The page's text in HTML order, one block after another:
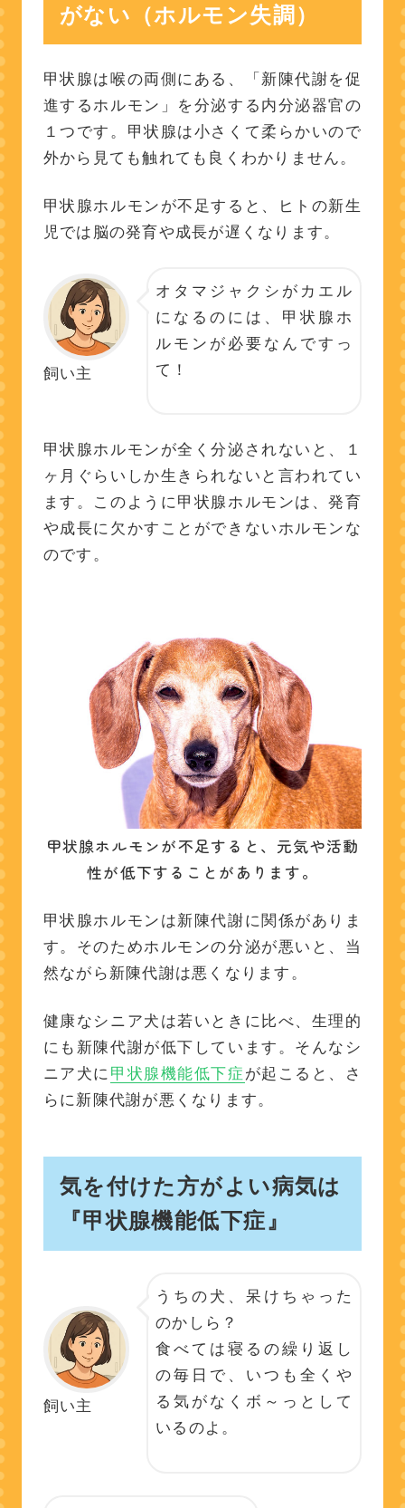
がない（ホルモン失調）
甲状腺は喉の両側にある、「新陳代謝を促
進するホルモン」を分泌する内分泌器官の
１つです。甲状腺は小さくて柔らかいので
外から見ても触れても良くわかりません。
甲状腺ホルモンが不足すると、ヒトの新生
児では脳の発育や成長が遅くなります。
飼い主
オタマジャクシがカエル
になるのには、甲状腺ホ
ルモンが必要なんですっ
て！
甲状腺ホルモンが全く分泌されないと、１
ヶ月ぐらいしか生きられないと言われてい
ます。このように甲状腺ホルモンは、発育
や成長に欠かすことができないホルモンな
のです。
甲状腺ホルモンが不足すると、元気や活動
性が低下することがあります。
甲状腺ホルモンは新陳代謝に関係がありま
す。そのためホルモンの分泌が悪いと、当
然ながら新陳代謝は悪くなります。
健康なシニア犬は若いときに比べ、生理的
にも新陳代謝が低下しています。そんなシ
ニア犬に 甲状腺機能低下症 が起こると、さ
らに新陳代謝が悪くなります。
気を付けた方がよい病気は
『甲状腺機能低下症』
飼い主
うちの犬、呆けちゃった
のかしら？
食べては寝るの繰り返し
の毎日で、いつも全くや
る気がなくボ～っとして
いるのよ。